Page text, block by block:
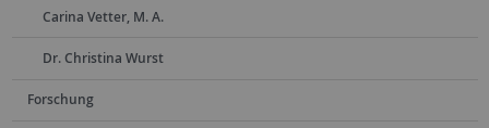
Carina Vetter, M. A.
Dr. Christina Wurst
Forschung